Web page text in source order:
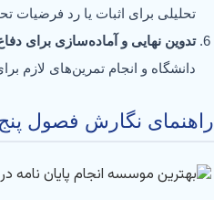
تحلیلی برای اثبات یا رد فرضیات
تدوین نهایی و آماده‌سازی برای
دانشگاه و انجام تمرین‌های لازم
راهنمای نگارش فصول